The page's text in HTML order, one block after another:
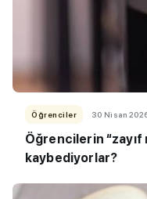
Öğrenciler 30 Nisan
Öğrencilerin “zayıf
kaybediyorlar?